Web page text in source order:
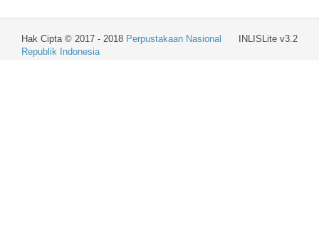
INLISLite v3.2
Hak Cipta © 2017 - 2018 Perpustakaan Nasional
Republik Indonesia